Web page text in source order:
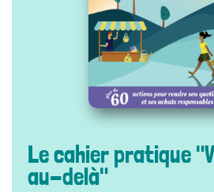
Le cahier pratique
au-delà"